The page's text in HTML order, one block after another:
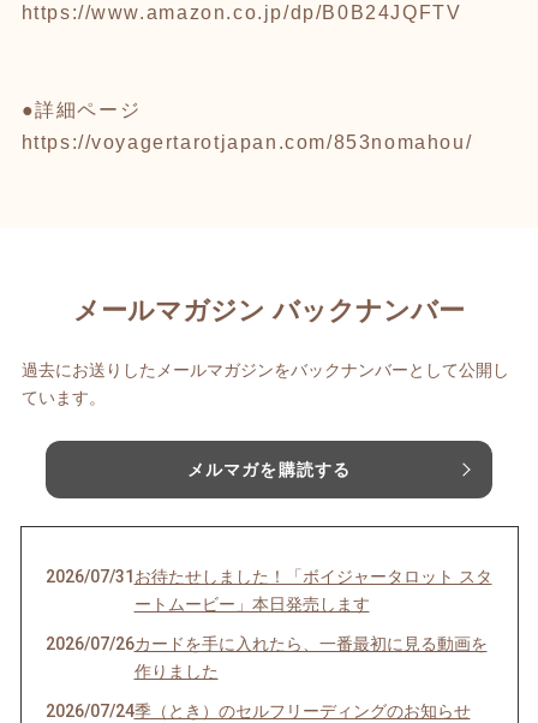
https://www.amazon.co.jp/dp/B0B24JQFTV
●詳細ページ
https://voyagertarotjapan.com/853nomahou/
メールマガジン バックナンバー
過去にお送りしたメールマガジンをバックナンバーとして公開し
ています。
メルマガを購読する
2026/07/31 お待たせしました！「ボイジャータロット スタ
ートムービー」本日発売します
2026/07/26カードを手に入れたら、一番最初に見る動画を
作りました
2026/07/24季（とき）のセルフリーディングのお知らせ